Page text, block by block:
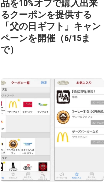
品を10%オフで購入出来
るクーポンを提供する
「父の日ギフト」キャン
ペーンを開催（6/15ま
で）